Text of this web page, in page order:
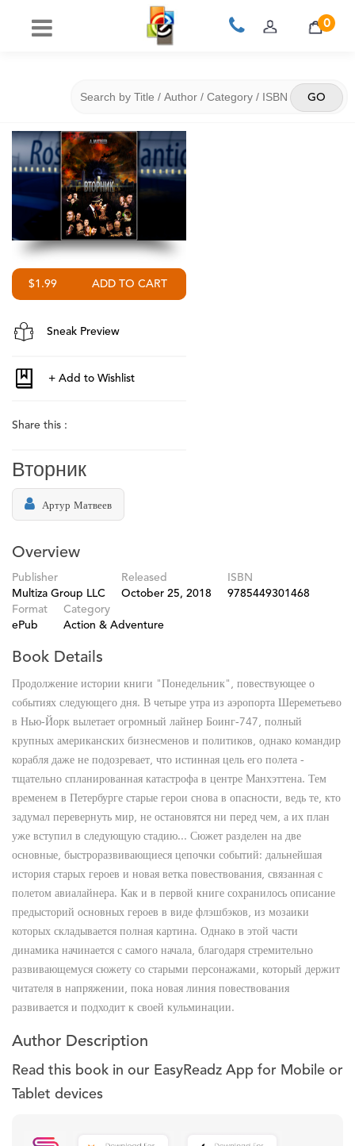
0
$1.99
Sneak Preview
Share this :
Вторник
Артур Матвеев
Overview
Publisher
Multiza Group LLC
Released
October 25, 2018
ISBN
9785449301468
Format
ePub
Category
Action & Adventure
Book Details
Продолжение истории книги "Понедельник", повествующее о
событиях следующего дня. В четыре утра из аэропорта Шереметьево
в Нью-Йорк вылетает огромный лайнер Боинг-747, полный
крупных американских бизнесменов и политиков, однако командир
корабля даже не подозревает, что истинная цель его полета -
тщательно спланированная катастрофа в центре Манхэттена. Тем
временем в Петербурге старые герои снова в опасности, ведь те, кто
задумал перевернуть мир, не остановятся ни перед чем, а их план
уже вступил в следующую стадию... Сюжет разделен на две
основные, быстроразвивающиеся цепочки событий: дальнейшая
история старых героев и новая ветка повествования, связанная с
полетом авиалайнера. Как и в первой книге сохранилось описание
предысторий основных героев в виде флэшбэков, из мозаики
которых складывается полная картина. Однако в этой части
динамика начинается с самого начала, благодаря стремительно
развивающемуся сюжету со старыми персонажами, который держит
читателя в напряжении, пока новая линия повествования
развивается и подходит к своей кульминации.
Author Description
Read this book in our EasyReadz App for Mobile or
Tablet devices